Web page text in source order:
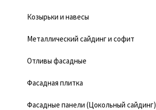
Козырьки и навесы
Металлический сайдинг и софит
Отливы фасадные
Фасадная плитка
Фасадные панели (Цокольный сайдинг)